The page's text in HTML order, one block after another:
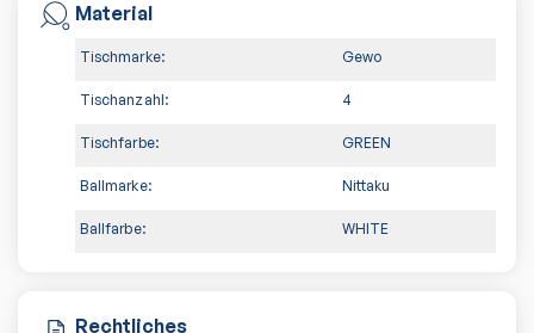
Material
Tischmarke: Gewo
Tischanzahl: 4
Tischfarbe: GREEN
Ballmarke: Nittaku
Ballfarbe: WHITE
Rechtliches